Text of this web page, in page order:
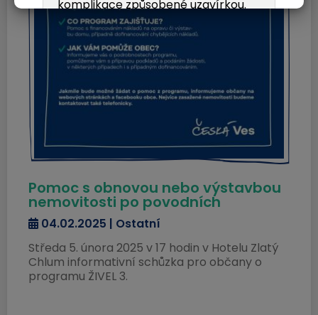
Pomoc s obnovou nebo výstavbou
nemovitosti po povodních
04.02.2025 | Ostatní
Středa 5. února 2025 v 17 hodin v Hotelu Zlatý
Chlum informativní schůzka pro občany o
programu ŽIVEL 3.
komplikace způsobené uzavírkou.
Obec Česká Ves
Upozornění úplná uzavírka
místní komunikace Za
Řekou.docx
Stáhnout soubor